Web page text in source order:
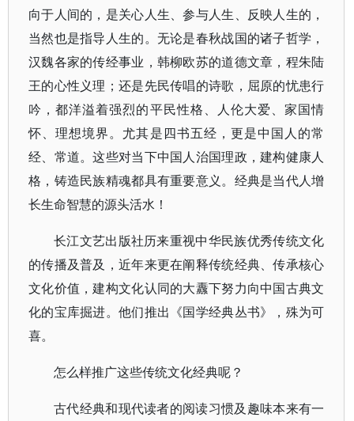
向于人间的，是关心人生、参与人生、反映人生的，
当然也是指导人生的。无论是春秋战国的诸子哲学，
汉魏各家的传经事业，韩柳欧苏的道德文章，程朱陆
王的心性义理；还是先民传唱的诗歌，屈原的忧患行
吟，都洋溢着强烈的平民性格、人伦大爱、家国情
怀、理想境界。尤其是四书五经，更是中国人的常
经、常道。这些对当下中国人治国理政，建构健康人
格，铸造民族精魂都具有重要意义。经典是当代人增
长生命智慧的源头活水！
长江文艺出版社历来重视中华民族优秀传统文化
的传播及普及，近年来更在阐释传统经典、传承核心
文化价值，建构文化认同的大纛下努力向中国古典文
化的宝库掘进。他们推出《国学经典丛书》，殊为可
喜。
怎么样推广这些传统文化经典呢？
古代经典和现代读者的阅读习惯及趣味本来有一